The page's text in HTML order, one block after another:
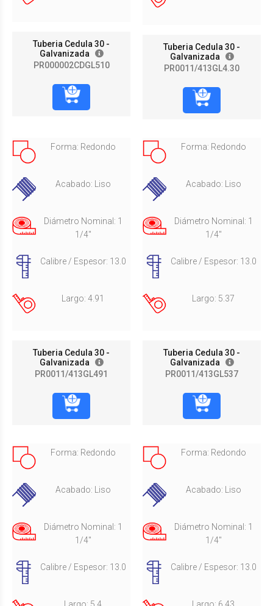
Tuberia Cedula 30 -
Galvanizada
PR000002CDGL510
Tuberia Cedula 30 -
Galvanizada
PR0011/413GL4.30
Forma: Redondo
Acabado: Liso
Diámetro Nominal: 1
1/4"
Calibre / Espesor: 13.0
Largo: 4.91
Tuberia Cedula 30 -
Galvanizada
PR0011/413GL491
Forma: Redondo
Acabado: Liso
Diámetro Nominal: 1
1/4"
Calibre / Espesor: 13.0
Largo: 5.37
Tuberia Cedula 30 -
Galvanizada
PR0011/413GL537
Forma: Redondo
Acabado: Liso
Diámetro Nominal: 1
1/4"
Calibre / Espesor: 13.0
Largo: 5.4
Forma: Redondo
Acabado: Liso
Diámetro Nominal: 1
1/4"
Calibre / Espesor: 13.0
Largo: 6.43